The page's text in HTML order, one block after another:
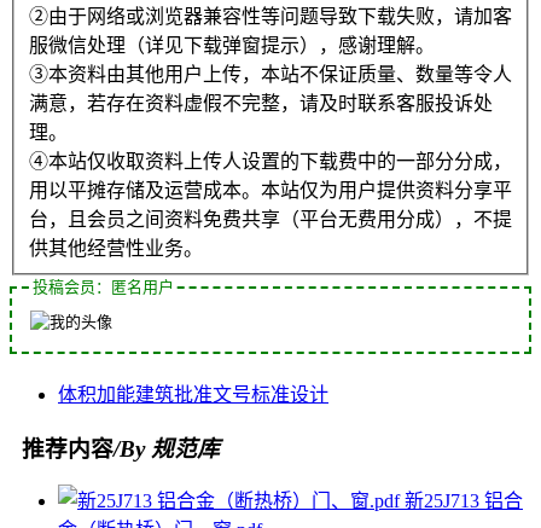
②由于网络或浏览器兼容性等问题导致下载失败，请加客
服微信处理（详见下载弹窗提示），感谢理解。
③本资料由其他用户上传，本站不保证质量、数量等令人
满意，若存在资料虚假不完整，请及时联系客服投诉处
理。
④本站仅收取资料上传人设置的下载费中的一部分分成，
用以平摊存储及运营成本。本站仅为用户提供资料分享平
台，且会员之间资料免费共享（平台无费用分成），不提
供其他经营性业务。
投稿会员：匿名用户
体积加能建筑批准文号标准设计
推荐内容/By 规范库
新25J713 铝合